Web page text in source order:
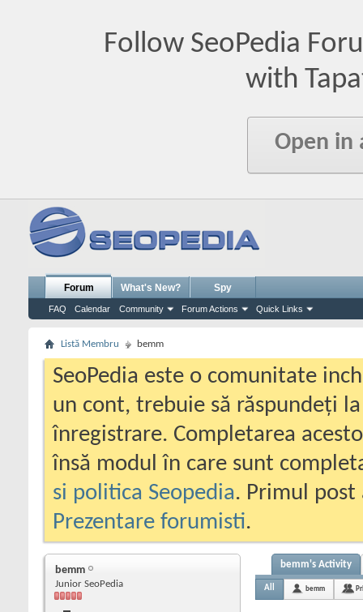
Follow SeoPedia
with
Open in
Forum
FAQ Calendar Community Forum Actions Quick Links
What's New? Spy
Listă Membru bemm
SeoPedia este o comunitate
un cont, trebuie să răspundeți
înregistrare. Completarea
însă modul în care sunt
si politica Seopedia. Primul
Prezentare forumisti.
bemm
Junior SeoPedia
bemm's Activity
All bemm